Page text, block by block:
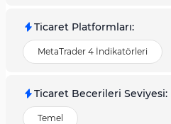
Ticaret Platformları:
MetaTrader 4 İndikatörleri
Ticaret Becerileri Seviyesi:
Temel